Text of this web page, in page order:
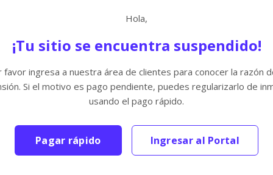
Hola,
¡Tu sitio se encuentra suspendido!
favor ingresa a nuestra área de clientes para conocer la razón
Si el motivo es pago pendiente, puedes regularizarlo de
usando el pago rápido.
Pagar rápido Ingresar al Portal